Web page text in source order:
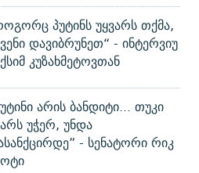
პუტინს უყვარს თქმა,
დავიბრუნეთ“ - ინტერვიუ
კუზახმეტოვთან
არის ბანდიტი... თუკი
უჭერ, უნდა
- სენატორი რიკ